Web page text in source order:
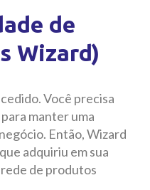
de
Wizard)
Você precisa
manter uma
Então, Wizard
adquiriu em sua
de produtos